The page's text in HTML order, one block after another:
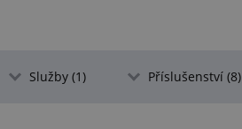
Služby (1) Příslušenství (8)